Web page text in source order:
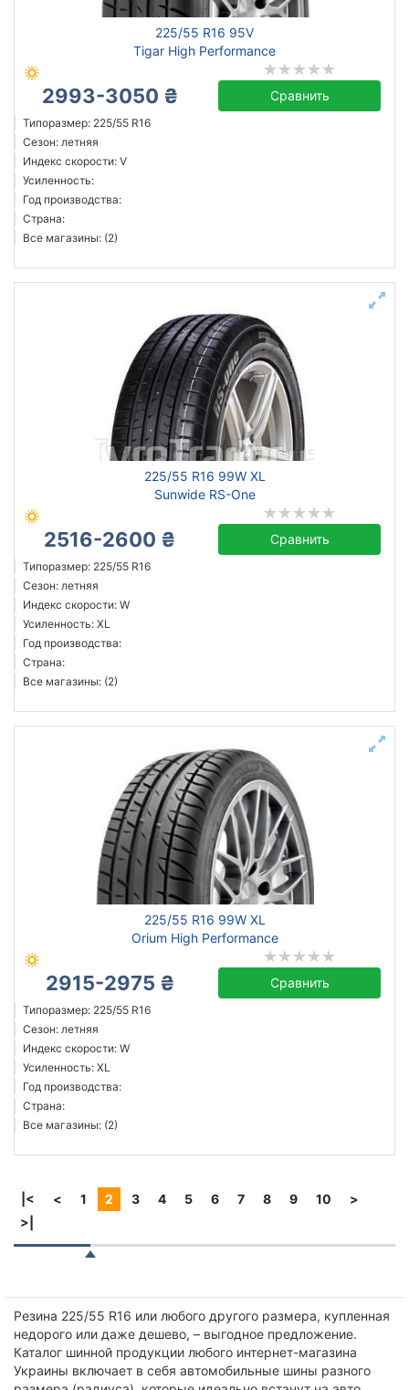
225/55 R16 95V
Tigar High Performance
2993-3050 ₴ Сравнить
Типоразмер: 225/55 R16
Сезон: летняя
Индекс скорости: V
Усиленность:
Год производства:
Страна:
Все магазины: (2)
225/55 R16 99W XL
Sunwide RS-One
2516-2600 ₴ Сравнить
Типоразмер: 225/55 R16
Сезон: летняя
Индекс скорости: W
Усиленность: XL
Год производства:
Страна:
Все магазины: (2)
225/55 R16 99W XL
Orium High Performance
2915-2975 ₴ Сравнить
Типоразмер: 225/55 R16
Сезон: летняя
Индекс скорости: W
Усиленность: XL
Год производства:
Страна:
Все магазины: (2)
|< < 1 2 3 4 5 6 7 8 9 10
>
>|
Резина 225/55 R16 или любого другого размера, купленная
недорого или даже дешево, – выгодное предложение.
Каталог шинной продукции любого интернет-магазина
Украины включает в себя автомобильные шины разного